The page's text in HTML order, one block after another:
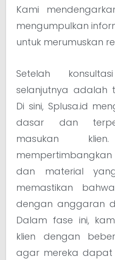
Kami
mengumpulkan
untuk merumuskan
Setelah
selanjutnya adalah
Di sini, Splusa.id
dasar dan
masukan
dan material
memastikan
dengan anggaran
Dalam fase ini,
klien dengan
agar mereka dapat